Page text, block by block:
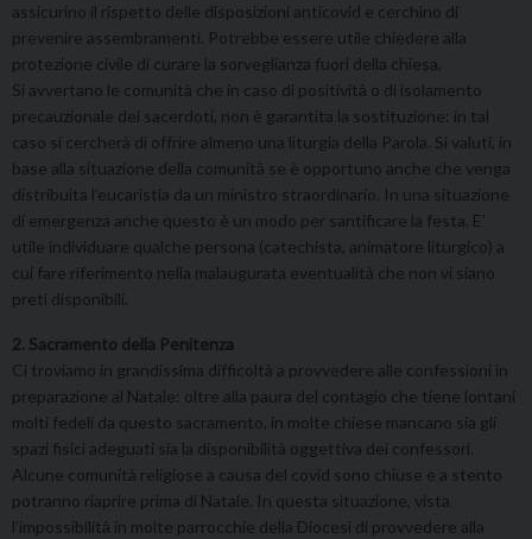
assicurino il rispetto delle disposizioni anticovid e cerchino di
prevenire assembramenti. Potrebbe essere utile chiedere alla
protezione civile di curare la sorveglianza fuori della chiesa.
Si avvertano le comunità che in caso di positività o di isolamento
precauzionale dei sacerdoti, non è garantita la sostituzione: in tal
caso si cercherà di offrire almeno una liturgia della Parola. Si valuti, in
base alla situazione della comunità se è opportuno anche che venga
distribuita l’eucaristia da un ministro straordinario. In una situazione
di emergenza anche questo è un modo per santificare la festa. E’
utile individuare qualche persona (catechista, animatore liturgico) a
cui fare riferimento nella malaugurata eventualità che non vi siano
preti disponibili.
2. Sacramento della Penitenza
Ci troviamo in grandissima difficoltà a provvedere alle confessioni in
preparazione al Natale: oltre alla paura del contagio che tiene lontani
molti fedeli da questo sacramento, in molte chiese mancano sia gli
spazi fisici adeguati sia la disponibilità oggettiva dei confessori.
Alcune comunità religiose a causa del covid sono chiuse e a stento
potranno riaprire prima di Natale. In questa situazione, vista
l’impossibilità in molte parrocchie della Diocesi di provvedere alla